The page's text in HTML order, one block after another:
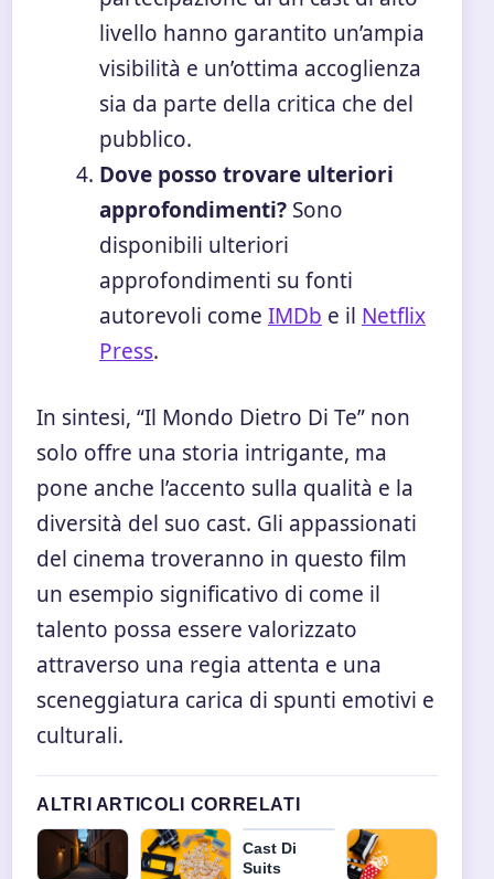
livello hanno garantito un’ampia
visibilità e un’ottima accoglienza
sia da parte della critica che del
pubblico.
Dove posso trovare ulteriori
approfondimenti? Sono
disponibili ulteriori
approfondimenti su fonti
autorevoli come IMDb e il Netflix
Press.
In sintesi, “Il Mondo Dietro Di Te” non
solo offre una storia intrigante, ma
pone anche l’accento sulla qualità e la
diversità del suo cast. Gli appassionati
del cinema troveranno in questo film
un esempio significativo di come il
talento possa essere valorizzato
attraverso una regia attenta e una
sceneggiatura carica di spunti emotivi e
culturali.
ALTRI ARTICOLI CORRELATI
Cast Di
Suits